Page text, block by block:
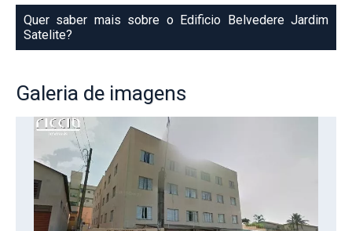
Quer saber mais sobre o Edificio Belvedere Jardim
Satelite?
Galeria de imagens